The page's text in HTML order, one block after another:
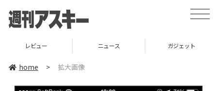
toggle
レビュー ニュース ガジェット
home > 拡大画像